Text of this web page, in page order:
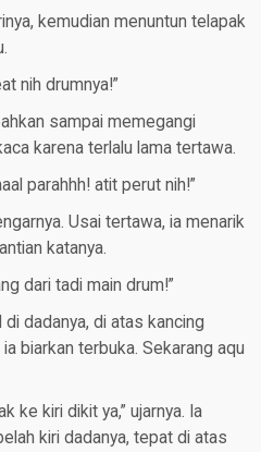
kemudian menuntun telapak
nih drumnya!”
sampai memegangi
karena terlalu lama tertawa.
parahhh! atit perut nih!”
Usai tertawa, ia menarik
katanya.
dari tadi main drum!”
dadanya, di atas kancing
biarkan terbuka. Sekarang aqu
ke kiri dikit ya,” ujarnya. Ia
kiri dadanya, tepat di atas